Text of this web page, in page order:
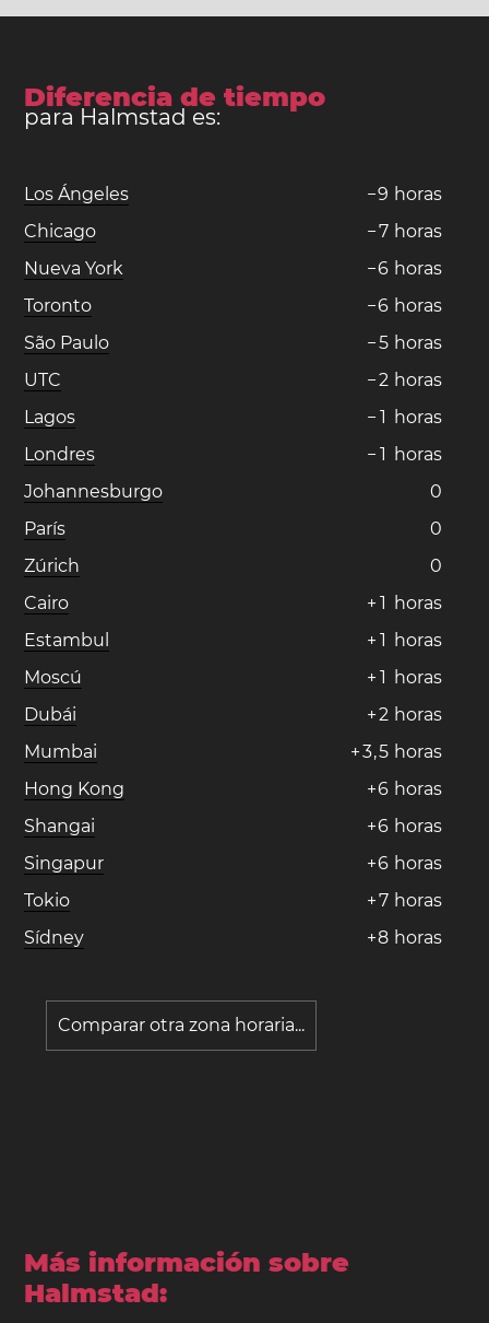
Diferencia de tiempo
para Halmstad es:
Los Ángeles −9 horas
Chicago
−7 horas
Nueva York
−6 horas
Toronto
−6 horas
São Paulo
−5 horas
UTC
−2 horas
Lagos
− 1 horas
Londres
− 1 horas
Johannesburgo
0
París
0
Zúrich
0
Cairo
+ 1 horas
Estambul
+ 1 horas
Moscú
+ 1 horas
Dubái
+2 horas
Mumbai
+3,5 horas
Hong Kong
+6 horas
Shangai
+6 horas
Singapur
+6 horas
Tokio
+7 horas
Sídney
+8 horas
Comparar otra zona horaria...
Más información sobre
Halmstad: